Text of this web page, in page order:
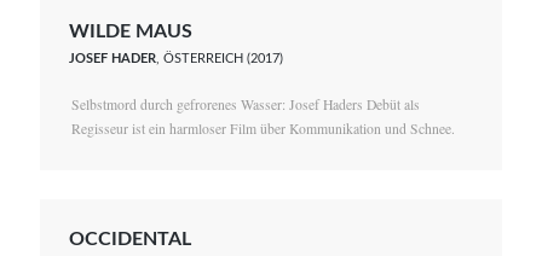
WILDE MAUS
JOSEF HADER , ÖSTERREICH (2017)
Selbstmord durch gefrorenes Wasser: Josef Haders Debüt als
Regisseur ist ein harmloser Film über Kommunikation und Schnee.
OCCIDENTAL